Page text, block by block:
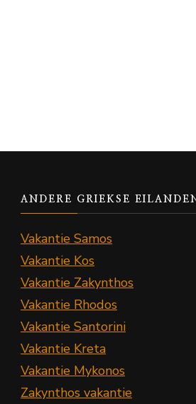
ANDERE GRIEKSE
Vakantie Samos
Vakantie Kos
Vakantie Zakynthos
Vakantie Rhodos
Vakantie Santorini
Vakantie Kreta
Vakantie Mykonos
Zakynthos vakantie